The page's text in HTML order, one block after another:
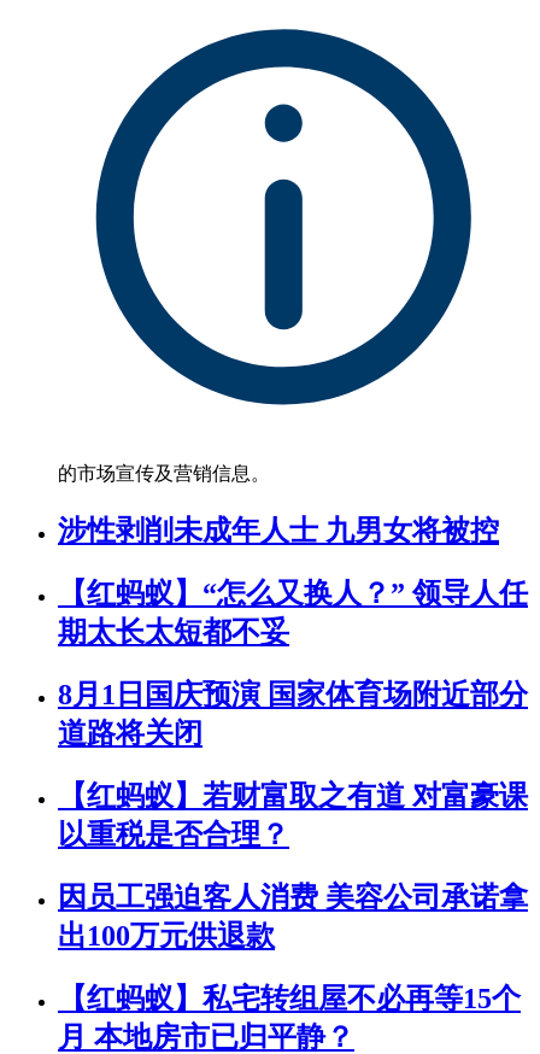
的市场宣传及营销信息。
涉性剥削未成年人士 九男女将被控
【红蚂蚁】“怎么又换人？” 领导人任
期太长太短都不妥
8月1日国庆预演 国家体育场附近部分
道路将关闭
【红蚂蚁】若财富取之有道 对富豪课
以重税是否合理？
因员工强迫客人消费 美容公司承诺拿
出100万元供退款
【红蚂蚁】私宅转组屋不必再等15个
月 本地房市已归平静？